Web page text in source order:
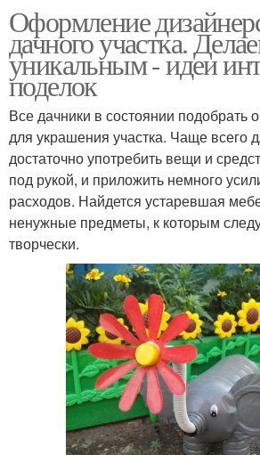
Оформление
дачного участка.
уникальным - идеи
поделок
Все дачники в состоянии подобрать
для украшения участка. Чаще всего
достаточно употребить вещи и
под рукой, и приложить немного
расходов. Найдется устаревшая
ненужные предметы, к которым
творчески.